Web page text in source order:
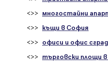
<>> многостайни
<>> къщи в София
<>> офиси и офис
<>> търговски площи